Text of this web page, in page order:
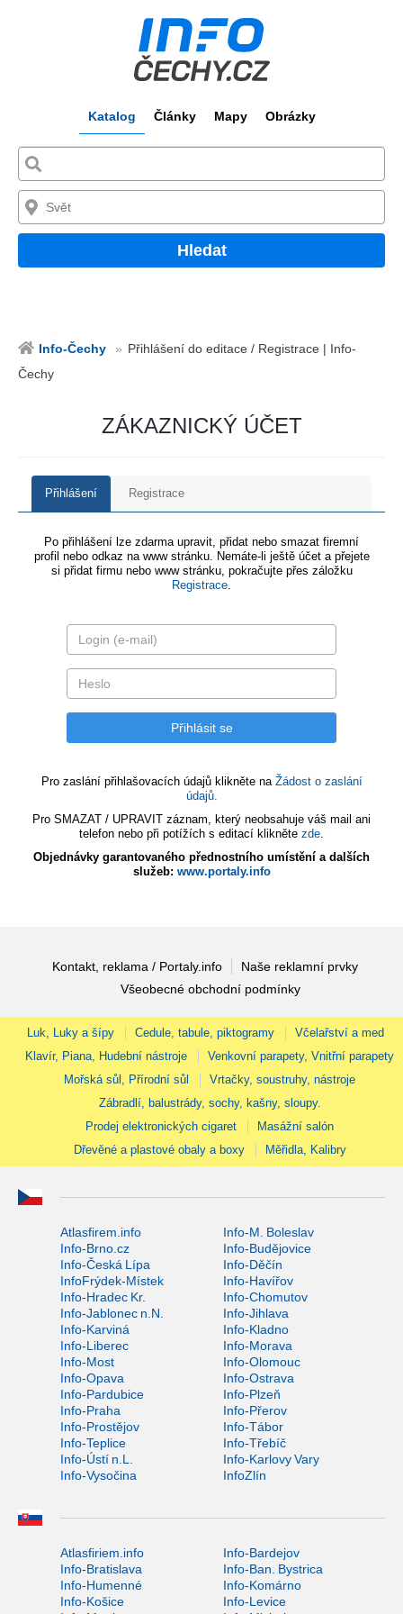
Katalog Články Mapy Obrázky
Hledat
Info-Čechy
Přihlášení do editace / Registrace | Info-
Čechy
ZÁKAZNICKÝ ÚČET
Přihlášení Registrace
Po přihlášení lze zdarma upravit, přidat nebo smazat firemní
profil nebo odkaz na www stránku. Nemáte-li ještě účet a přejete
si přidat firmu nebo www stránku, pokračujte přes záložku
Registrace.
Pro zaslání přihlašovacích údajů klikněte na Žádost o zaslání
údajů.
Pro SMAZAT / UPRAVIT záznam, který neobsahuje váš mail ani
telefon nebo při potížích s editací klikněte zde.
Objednávky garantovaného přednostního umístění a dalších
služeb: www.portaly.info
Kontakt, reklama / Portaly.info
Naše reklamní prvky
Všeobecné obchodní podmínky
Luk, Luky a šípy Cedule, tabule, piktogramy
Včelařství a med
Klavír, Piana, Hudební nástroje
Venkovní parapety, Vnitřní parapety
Mořská sůl, Přírodní sůl
Vrtačky, soustruhy, nástroje
Zábradlí, balustrády, sochy, kašny, sloupy.
Prodej elektronických cigaret
Masážní salón
Dřevěné a plastové obaly a boxy
Měřidla, Kalibry
Atlasfirem.info
Info-M. Boleslav
Info-Brno.cz
Info-Budějovice
Info-Česká Lípa
Info-Děčín
InfoFrýdek-Místek
Info-Havířov
Info-Hradec Kr.
Info-Chomutov
Info-Jablonec n.N.
Info-Jihlava
Info-Karviná
Info-Kladno
Info-Liberec
Info-Morava
Info-Most
Info-Olomouc
Info-Opava
Info-Ostrava
Info-Pardubice
Info-Plzeň
Info-Praha
Info-Přerov
Info-Prostějov
Info-Tábor
Info-Teplice
Info-Třebíč
Info-Ústí n.L.
Info-Karlovy Vary
Info-Vysočina
InfoZlín
Atlasfiriem.info
Info-Bardejov
Info-Bratislava
Info-Ban. Bystrica
Info-Humenné
Info-Komárno
Info-Košice
Info-Levice